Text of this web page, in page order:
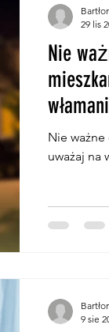
Nie
Nie ważne
uważaj na
29 lis
9 sie